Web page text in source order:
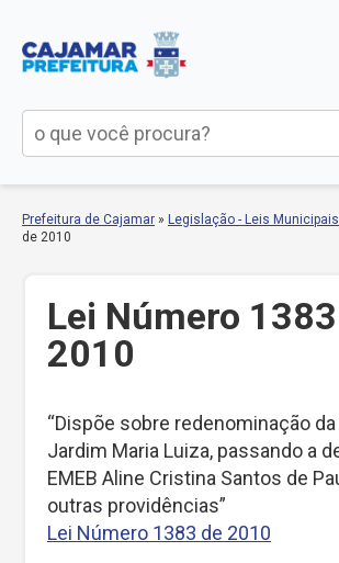
Prefeitura de Cajamar » Legislação - Leis Municipais
de 2010
Lei Número
2010
“Dispõe sobre redenominação da
Jardim Maria Luiza, passando a
EMEB Aline Cristina Santos de
outras providências”
Lei Número 1383 de 2010